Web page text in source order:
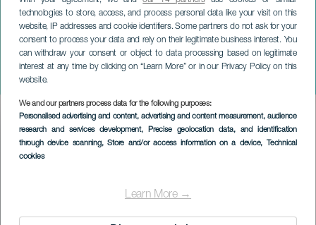
technologies to store, access, and process personal data like your visit on this
website, IP addresses and cookie identifiers. Some partners do not ask for your
consent to process your data and rely on their legitimate business interest. You
can withdraw your consent or object to data processing based on legitimate
interest at any time by clicking on “Learn More” or in our Privacy Policy on this
website.
We and our partners process data for the following purposes:
Personalised advertising and content, advertising and content measurement, audience
research and services development, Precise geolocation data, and identification
through device scanning, Store and/or access information on a device, Technical
cookies
Learn More →
De Fabriek van Emoties
TENERIFE
Imagen
Listado